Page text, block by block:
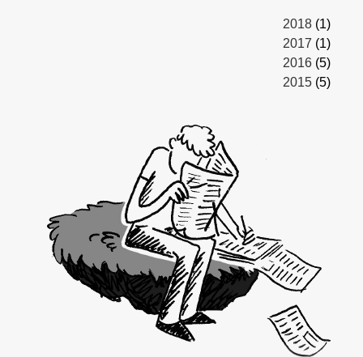
2018 (1)
2017 (1)
2016 (5)
2015 (5)